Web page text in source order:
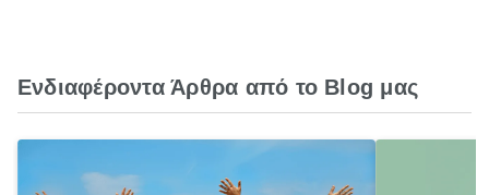
Ενδιαφέροντα Άρθρα από το Blog μας